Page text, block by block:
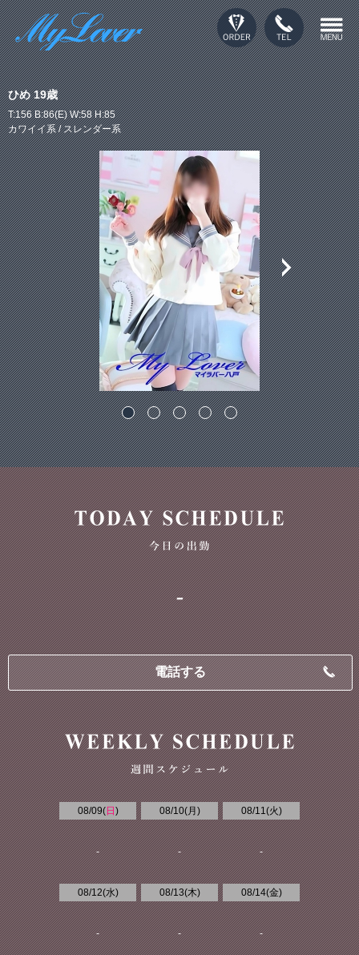
ひめ 19歳
T:156 B:86(E) W:58 H:85
カワイイ系 / スレンダー系
-
電話する
08/09(日 )
-
08/10(月 )
-
08/11(火)
-
08/12(水)
-
08/13(木)
-
08/14(金)
-